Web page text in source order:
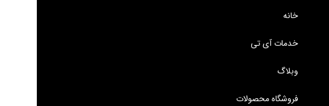
خانه
خدمات آی تی
وبلاگ
فروشگاه محصولات